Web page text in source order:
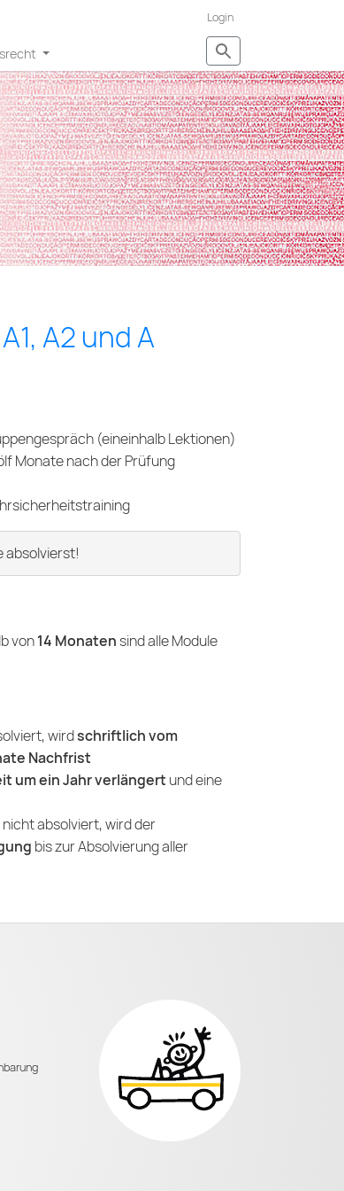
Login
A2 und A
(eineinhalb Lektionen)
Monate nach der Prüfung
absolvierst!
von14 Monaten sind alle Module
wirdschriftlich vom
Nachfrist
um ein Jahr verlängert und eine
absolviert, wird der
bis zur Absolvierung aller